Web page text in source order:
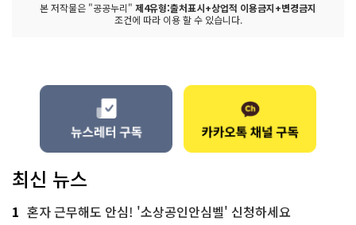
본 저작물은 "공공누리" 제4유형:출처표시+상업적 이용금지+변경금지
조건에 따라 이용 할 수 있습니다.
최신 뉴스
1 혼자 근무해도 안심! '소상공인안심벨' 신청하세요